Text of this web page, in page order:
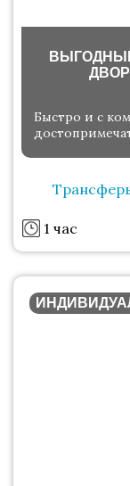
Быстро и с
1 час